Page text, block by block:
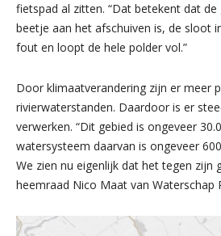
fietspad al zitten. “Dat betekent dat de
beetje aan het afschuiven is, de sloot
fout en loopt de hele polder vol.”
Door klimaatverandering zijn er meer
rivierwaterstanden. Daardoor is er
verwerken. “Dit gebied is ongeveer
watersysteem daarvan is ongeveer
We zien nu eigenlijk dat het tegen zijn
heemraad Nico Maat van Waterschap